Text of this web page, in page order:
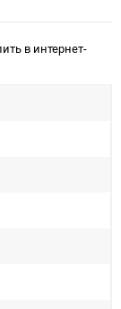
в интернет-